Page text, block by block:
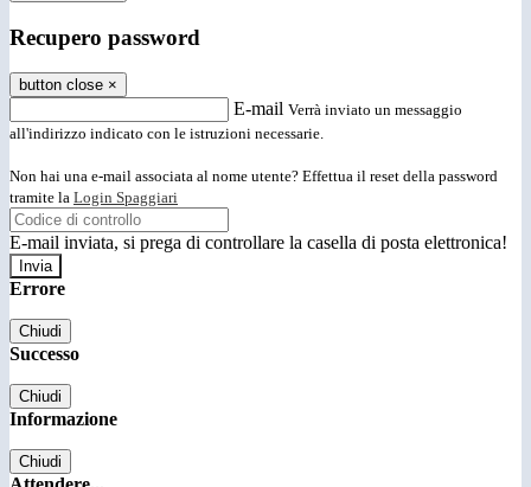
Recupero password
button close ×
E-mail Verrà inviato un messaggio
all'indirizzo indicato con le istruzioni necessarie.
Non hai una e-mail associata al nome utente? Effettua il reset della password
tramite la Login Spaggiari
E-mail inviata, si prega di controllare la casella di posta elettronica!
Errore
Chiudi
Successo
Chiudi
Informazione
Chiudi